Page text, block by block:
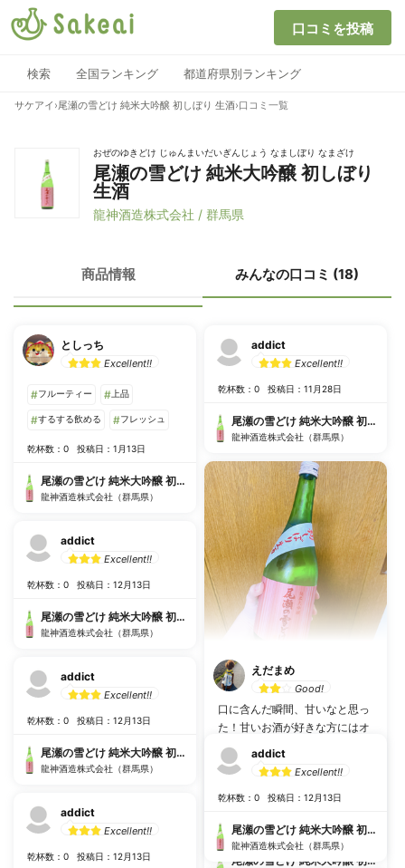
口コミを投稿
検索 全国ランキング 都道府県別ランキング
サケアイ ›尾瀬の雪どけ 純米大吟醸 初しぼり 生酒›口コミ一覧
おぜのゆきどけ じゅんまいだいぎんじょう なましぼり なまざけ
尾瀬の雪どけ 純米大吟醸 初しぼり
生酒
龍神酒造株式会社 / 群馬県
商品情報 みんなの口コミ (18)
としっち
Excellent!!
#フルーティー # 上品
#するする飲める #フレッシュ
乾杯数：0 投稿日：1月13日
尾瀬の雪どけ 純米大吟醸 初しぼり 生酒
龍神酒造株式会社（群馬県）
addict
Excellent!!
乾杯数：0 投稿日：11月28日
尾瀬の雪どけ 純米大吟醸 初しぼり 生酒
龍神酒造株式会社（群馬県）
えだまめ
Good!
口に含んだ瞬間、甘いなと思っ
た！甘いお酒が好きな方にはオ
ススメできそうな日本酒。
#飲みやすい # まろやか
#超甘口
乾杯数：0 投稿日：12月19日
尾瀬の雪どけ 純米大吟醸 初しぼり 生酒
addict
Excellent!!
乾杯数：0 投稿日：12月13日
尾瀬の雪どけ 純米大吟醸 初しぼり 生酒
龍神酒造株式会社（群馬県）
addict
Excellent!!
乾杯数：0 投稿日：12月13日
尾瀬の雪どけ 純米大吟醸 初しぼり 生酒
龍神酒造株式会社（群馬県）
addict
Excellent!!
乾杯数：0 投稿日：12月13日
尾瀬の雪どけ 純米大吟醸 初しぼり 生酒
龍神酒造株式会社（群馬県）
addict
Excellent!!
乾杯数：0 投稿日：12月13日